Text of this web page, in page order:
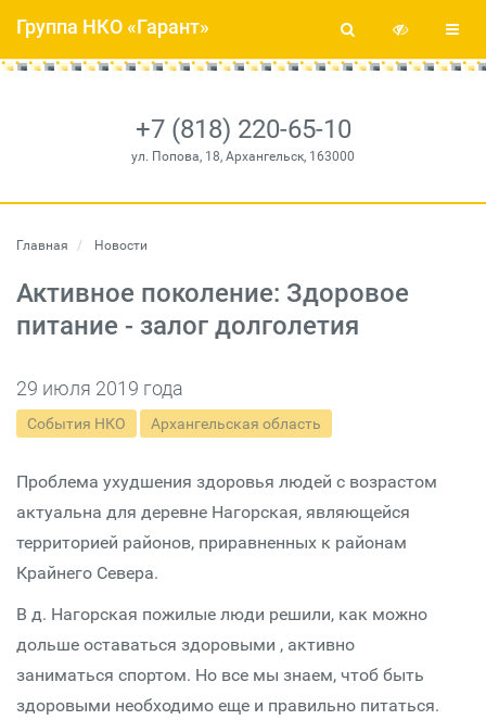
+7 (818) 220-65-10
ул. Попова, 18, Архангельск, 163000
Группа НКО «Гарант»
Главная Новости
Активное поколение: Здоровое
питание - залог долголетия
29 июля 2019 года
События НКО Архангельская область
Проблема ухудшения здоровья людей с возрастом
актуальна для деревне Нагорская, являющейся
территорией районов, приравненных к районам
Крайнего Севера.
В д. Нагорская пожилые люди решили, как можно
дольше оставаться здоровыми , активно
заниматься спортом. Но все мы знаем, чтоб быть
здоровыми необходимо еще и правильно питаться.